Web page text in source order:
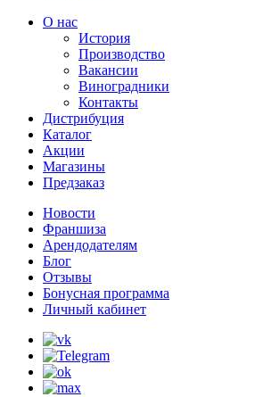
О нас
История
Производство
Вакансии
Виноградники
Контакты
Дистрибуция
Каталог
Акции
Магазины
Предзаказ
Новости
Франшиза
Арендодателям
Блог
Отзывы
Бонусная программа
Личный кабинет